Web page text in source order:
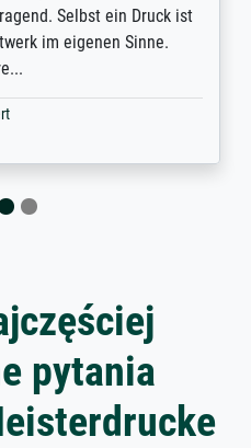
Selbst ein Druck ist
eigenen Sinne.
pytania